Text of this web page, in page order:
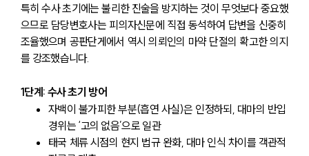
특히 수사 초기에는 불리한 진술을 방지하는 것이 무엇보다 중요했
으므로 담당변호사는 피의자신문에 직접 동석하여 답변을 신중히
조율했으며 공판단게에서 역시 의뢰인의 마약 단절의 확고한 의지
를 강조했습니다.
1단계: 수사 초기 방어
자백이 불가피한 부분(흡연 사실)은 인정하되, 대마의 반입
경위는 ‘고의 없음’으로 일관
태국 체류 시점의 현지 법규 완화, 대마 인식 차이를 객관적